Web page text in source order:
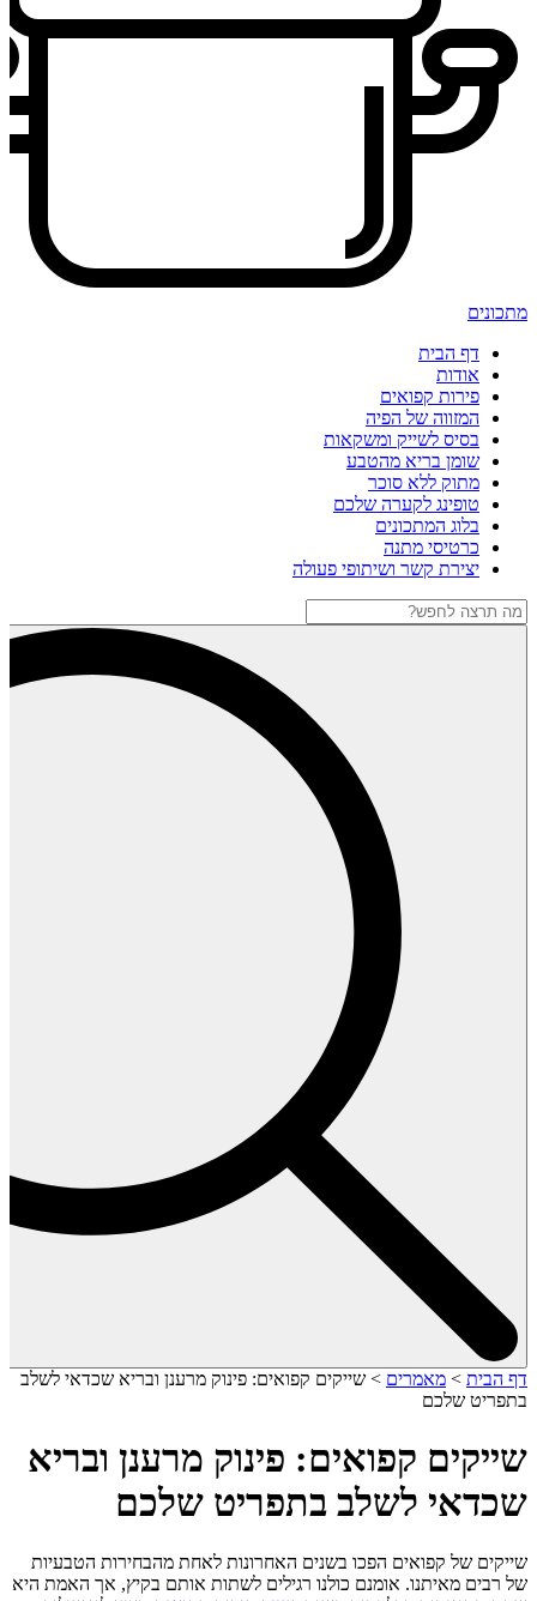
מתכונים
דף הבית
אודות
פירות קפואים
המזווה של הפיה
בסיס לשייק ומשקאות
שומן בריא מהטבע
מתוק ללא סוכר
טופינג לקערה שלכם
בלוג המתכונים
כרטיסי מתנה
יצירת קשר ושיתופי פעולה
דף הבית > מאמרים > שייקים קפואים: פינוק מרענן ובריא שכדאי לשלב
בתפריט שלכם
שייקים קפואים: פינוק מרענן ובריא
שכדאי לשלב בתפריט שלכם
שייקים של קפואים הפכו בשנים האחרונות לאחת מהבחירות הטבעיות
של רבים מאיתנו. אומנם כולנו רגילים לשתות אותם בקיץ, אך האמת היא